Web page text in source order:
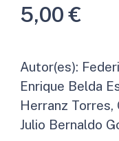
5,00€
Autor(es):
Enrique Belda
Herranz Torres,
Julio Bernaldo